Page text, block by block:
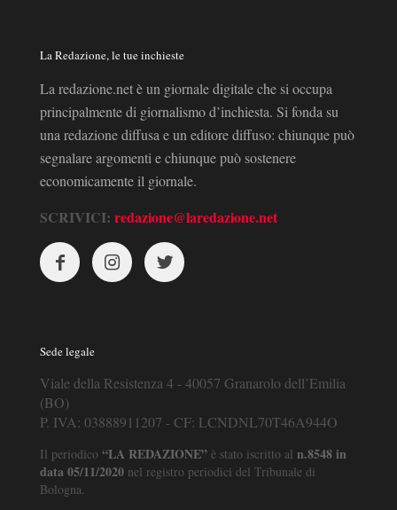
La Redazione, le tue inchieste
La redazione.net è un giornale digitale che si occupa
principalmente di giornalismo d’inchiesta. Si fonda su
una redazione diffusa e un editore diffuso: chiunque può
segnalare argomenti e chiunque può sostenere
economicamente il giornale.
SCRIVICI: redazione@laredazione.net
Sede legale
Viale della Resistenza 4 - 40057 Granarolo dell’Emilia
(BO)
P. IVA: 03888911207 - CF: LCNDNL70T46A944O
Il periodico “LA REDAZIONE” è stato iscritto al n.8548 in
data 05/11/2020 nel registro periodici del Tribunale di
Bologna.